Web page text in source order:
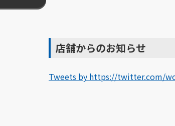
店舗からのお知らせ
Tweets by https://twitter.com/